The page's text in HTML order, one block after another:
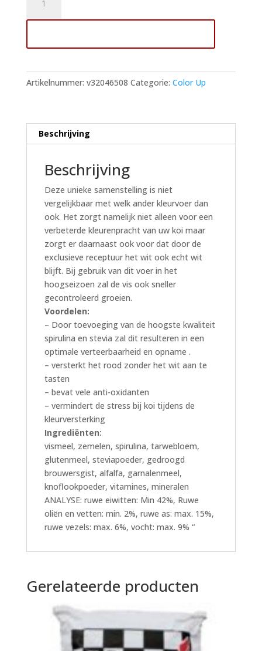
Food
Color
3
aantal
Artikelnummer: v32046508 Categorie: Color Up
Beschrijving
Beschrijving
Deze unieke samenstelling is niet
vergelijkbaar met welk ander kleurvoer dan
ook. Het zorgt namelijk niet alleen voor een
verbeterde kleurenpracht van uw koi maar
zorgt er daarnaast ook voor dat door de
exclusieve receptuur het wit ook echt wit
blijft. Bij gebruik van dit voer in het
hoogseizoen zal de vis ook sneller
gecontroleerd groeien.
Voordelen:
– Door toevoeging van de hoogste kwaliteit
spirulina en stevia zal dit resulteren in een
optimale verteerbaarheid en opname .
– versterkt het rood zonder het wit aan te
tasten
– bevat vele anti-oxidanten
– vermindert de stress bij koi tijdens de
kleurversterking
Ingrediënten:
vismeel, zemelen, spirulina, tarwebloem,
glutenmeel, steviapoeder, gedroogd
brouwersgist, alfalfa, garnalenmeel,
knoflookpoeder, vitamines, mineralen
ANALYSE: ruwe eiwitten: Min 42%, Ruwe
oliën en vetten: min. 2%, ruwe as: max. 15%,
ruwe vezels: max. 6%, vocht: max. 9% “
Gerelateerde producten